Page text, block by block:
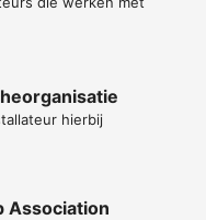
hierbij
Association